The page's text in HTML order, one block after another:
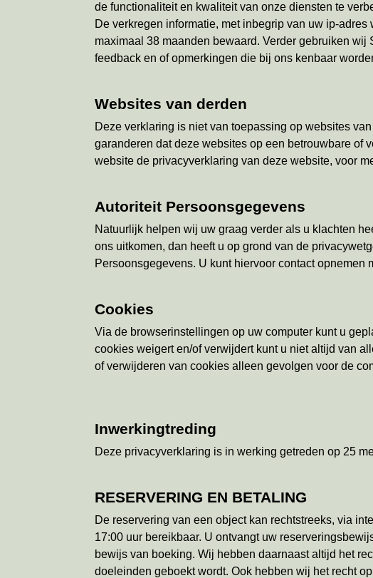
de functionaliteit en kwaliteit van onze diensten te
De verkregen informatie, met inbegrip van uw ip-
maximaal 38 maanden bewaard. Verder gebruiken
feedback en of opmerkingen die bij ons kenbaar
Websites van derden
Deze verklaring is niet van toepassing op websites
garanderen dat deze websites op een betrouwbare of
website de privacyverklaring van deze website, voor
Autoriteit Persoonsgegevens
Natuurlijk helpen wij uw graag verder als u klachten
ons uitkomen, dan heeft u op grond van de
Persoonsgegevens. U kunt hiervoor contact opnemen
Cookies
Via de browserinstellingen op uw computer kunt u
cookies weigert en/of verwijdert kunt u niet altijd van
of verwijderen van cookies alleen gevolgen voor de
Inwerkingtreding
Deze privacyverklaring is in werking getreden op 25
RESERVERING EN BETALING
De reservering van een object kan rechtstreeks, via
17:00 uur bereikbaar. U ontvangt uw
bewijs van boeking. Wij hebben daarnaast altijd het
doeleinden geboekt wordt. Ook hebben wij het recht